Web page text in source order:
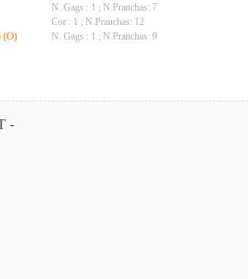
N. Gags : 1 ; N.Pranchas: 7
Cor : 1 ; N.Pranchas: 12
(O) N. Gags : 1 ; N.Pranchas: 9
-